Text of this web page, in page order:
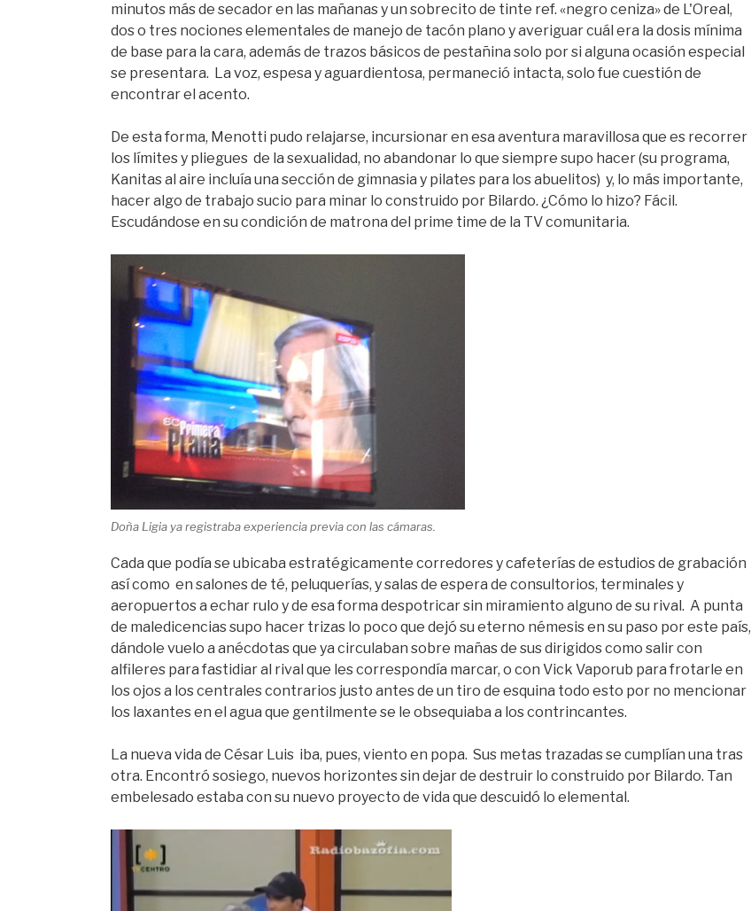
minutos más de secador en las mañanas y un sobrecito de tinte ref. «negro ceniza» de L'Oreal,
dos o tres nociones elementales de manejo de tacón plano y averiguar cuál era la dosis mínima
de base para la cara, además de trazos básicos de pestañina solo por si alguna ocasión especial
se presentara. La voz, espesa y aguardientosa, permaneció intacta, solo fue cuestión de
encontrar el acento.
De esta forma, Menotti pudo relajarse, incursionar en esa aventura maravillosa que es recorrer
los límites y pliegues de la sexualidad, no abandonar lo que siempre supo hacer (su programa,
Kanitas al aire incluía una sección de gimnasia y pilates para los abuelitos) y, lo más importante,
hacer algo de trabajo sucio para minar lo construido por Bilardo. ¿Cómo lo hizo? Fácil.
Escudándose en su condición de matrona del prime time de la TV comunitaria.
Doña Ligia ya registraba experiencia previa con las cámaras.
Cada que podía se ubicaba estratégicamente corredores y cafeterías de estudios de grabación
así como en salones de té, peluquerías, y salas de espera de consultorios, terminales y
aeropuertos a echar rulo y de esa forma despotricar sin miramiento alguno de su rival. A punta
de maledicencias supo hacer trizas lo poco que dejó su eterno némesis en su paso por este país,
dándole vuelo a anécdotas que ya circulaban sobre mañas de sus dirigidos como salir con
alfileres para fastidiar al rival que les correspondía marcar, o con Vick Vaporub para frotarle en
los ojos a los centrales contrarios justo antes de un tiro de esquina todo esto por no mencionar
los laxantes en el agua que gentilmente se le obsequiaba a los contrincantes.
La nueva vida de César Luis iba, pues, viento en popa. Sus metas trazadas se cumplían una tras
otra. Encontró sosiego, nuevos horizontes sin dejar de destruir lo construido por Bilardo. Tan
embelesado estaba con su nuevo proyecto de vida que descuidó lo elemental.